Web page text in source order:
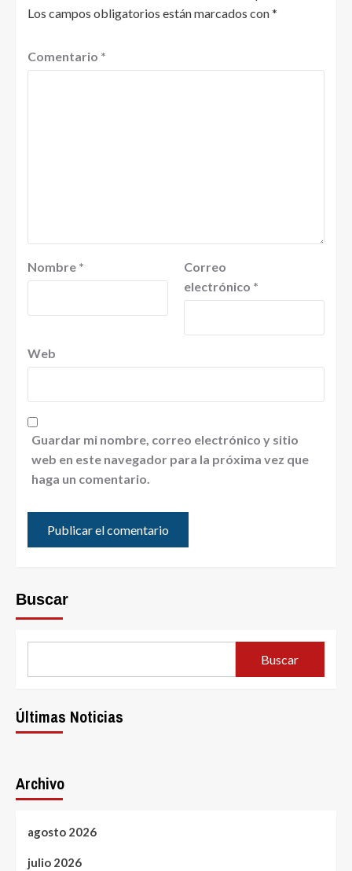
Los campos obligatorios están marcados con*
Comentario *
Nombre *
Correo
electrónico *
Web
Guardar mi nombre, correo electrónico y sitio
web en este navegador para la próxima vez que
haga un comentario.
Buscar
Buscar
Últimas Noticias
Archivo
agosto 2026
julio 2026